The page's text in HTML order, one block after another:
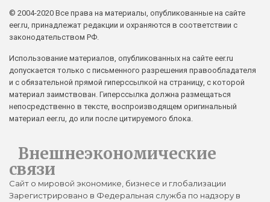
© 2004-2020 Все права на материалы, опубликованные на сайте
eer.ru, принадлежат редакции и охраняются в соответствии с
законодательством РФ.
Использование материалов, опубликованных на сайте eer.ru
допускается только с письменного разрешения правообладателя
и с обязательной прямой гиперссылкой на страницу, с которой
материал заимствован. Гиперссылка должна размещаться
непосредственно в тексте, воспроизводящем оригинальный
материал eer.ru, до или после цитируемого блока.
Внешнеэкономические
связи
Сайт о мировой экономике, бизнесе и глобализации
Зарегистрировано в Федеральная служба по надзору в